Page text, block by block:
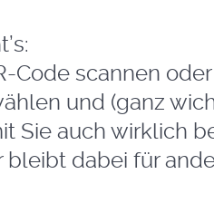
Code scannen
und (ganz
Sie auch wirklich
bleibt dabei für